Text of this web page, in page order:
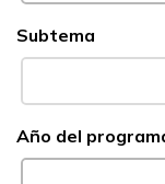
FAQs
English
Subtema
Año del